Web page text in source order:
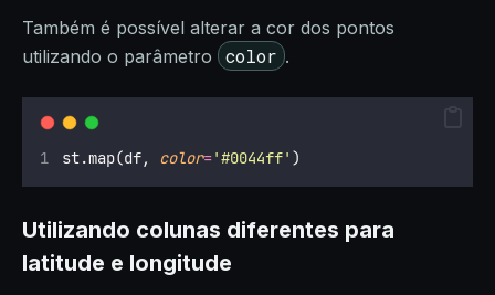
Também é possível alterar a cor dos pontos
utilizando o parâmetro
color .
st.map(df, color='#0044ff' )
Utilizando colunas diferentes para
latitude e longitude